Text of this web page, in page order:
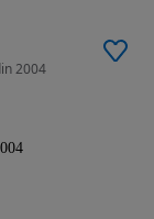
2004